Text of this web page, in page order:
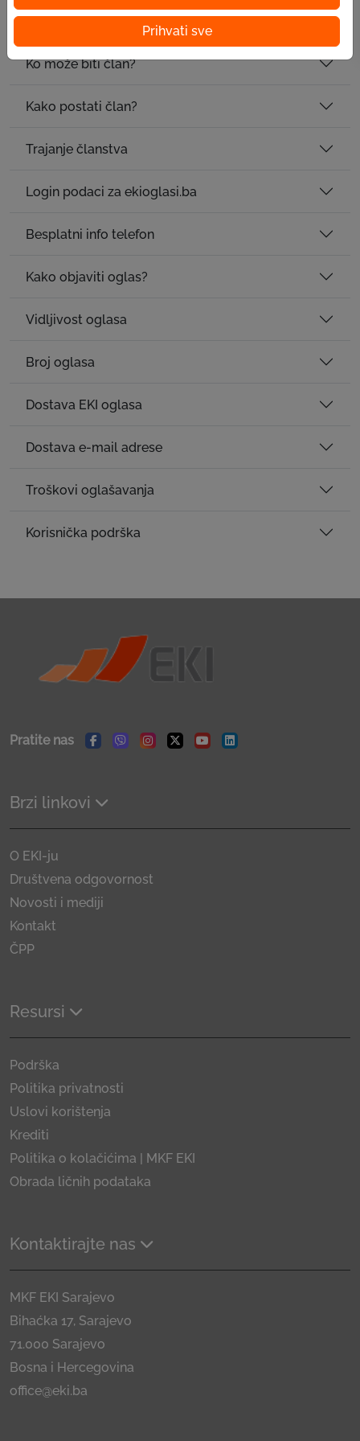
Prihvati sve
EPK pruža i mogućnost edukacije?
Ko može biti član?
Kako postati član?
Trajanje članstva
Login podaci za ekioglasi.ba
Besplatni info telefon
Kako objaviti oglas?
Vidljivost oglasa
Broj oglasa
Dostava EKI oglasa
Dostava e-mail adrese
Troškovi oglašavanja
Korisnička podrška
Pratite nas
Facebook
ViberInstagram
TwitterYoutubeLinkedin
Brzi linkovi
O EKI-ju
Društvena odgovornost
Novosti i mediji
Kontakt
ČPP
Resursi
Podrška
Politika privatnosti
Uslovi korištenja
Krediti
Politika o kolačićima | MKF EKI
Obrada ličnih podataka
Kontaktirajte nas
MKF EKI Sarajevo
Bihaćka 17, Sarajevo
71.000 Sarajevo
Bosna i Hercegovina
office@eki.ba